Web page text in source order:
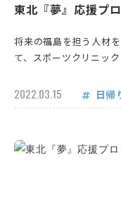
東北『夢』応援プ
将来の福島を担う人材
て、スポーツクリニッ
2022.03.15 日帰